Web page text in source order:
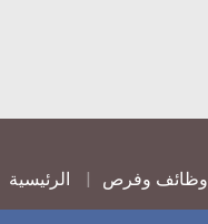
وظائف وفرص الرئيسية